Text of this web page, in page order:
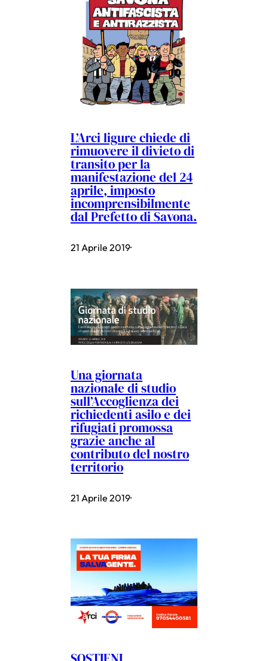
L’Arci ligure chiede di
rimuovere il divieto di
transito per la
manifestazione del 24
aprile, imposto
incomprensibilmente
dal Prefetto di Savona.
21 Aprile 2019·
Una giornata
nazionale di studio
sull’Accoglienza dei
richiedenti asilo e dei
rifugiati promossa
grazie anche al
contributo del nostro
territorio
21 Aprile 2019·